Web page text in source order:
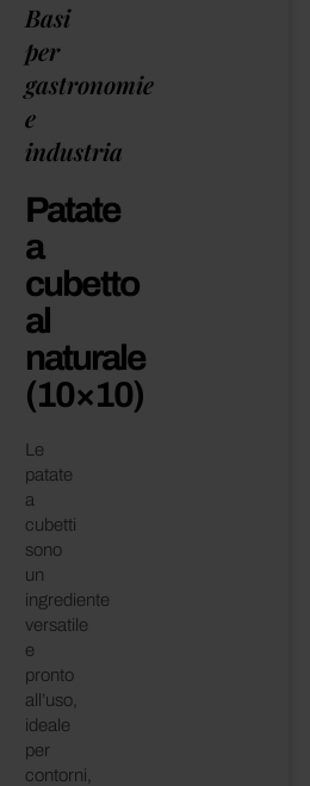
Basi
per
gastronomie
e
industria
Patate
a
cubetto
al
naturale
(10×10)
Le
patate
a
cubetti
sono
un
ingrediente
versatile
e
pronto
all’uso,
ideale
per
contorni,